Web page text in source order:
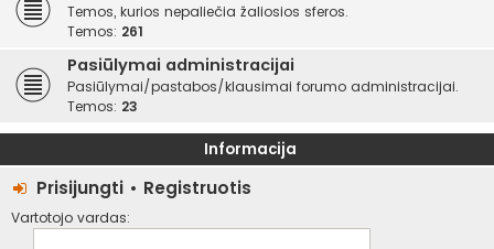
Temos, kurios nepaliečia žaliosios sferos.
Temos: 261
Pasiūlymai administracijai
Pasiūlymai/pastabos/klausimai forumo administracijai.
Temos: 23
Informacija
Prisijungti • Registruotis
Vartotojo vardas: